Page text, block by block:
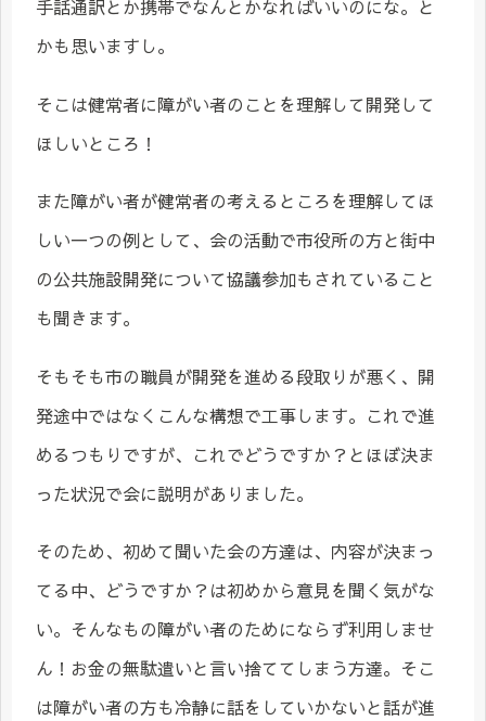
手話通訳とか携帯でなんとかなればいいのにな。と
かも思いますし。
そこは健常者に障がい者のことを理解して開発して
ほしいところ！
また障がい者が健常者の考えるところを理解してほ
しい一つの例として、会の活動で市役所の方と街中
の公共施設開発について協議参加もされていること
も聞きます。
そもそも市の職員が開発を進める段取りが悪く、開
発途中ではなくこんな構想で工事します。これで進
めるつもりですが、これでどうですか？とほぼ決ま
った状況で会に説明がありました。
そのため、初めて聞いた会の方達は、内容が決まっ
てる中、どうですか？は初めから意見を聞く気がな
い。そんなもの障がい者のためにならず利用しませ
ん！お金の無駄遣いと言い捨ててしまう方達。そこ
は障がい者の方も冷静に話をしていかないと話が進